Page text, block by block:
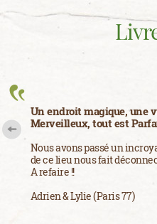
Un endroit magique, une
Merveilleux, tout est
Nous avons passé un
de ce lieu nous fait
A refaire !!
Adrien & Lylie (Paris 77)